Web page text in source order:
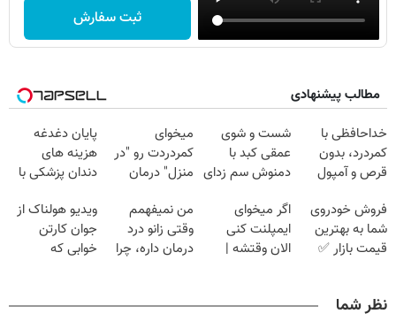
ثبت سفارش
مطالب پیشنهادی
خداحافظی با
کمردرد، بدون
قرص و آمپول
شست و شوی
عمقی کبد با
دمنوش سم زدای
میخوای
کمردردت رو "در
منزل" درمان
◂پرسش‌نامه)
پایان دغدغه
هزینه های
دندان پزشکی با
خانگی
فروش خودروی
شما به بهترین
قیمت بازار ✅
اگر میخوای
ایمپلنت کنی
الان وقتشه |
من نمیفهمم
وقتی زانو درد
درمان داره، چرا
ویدیو هولناک از
جوان کارتن
خوابی که
نظر شما